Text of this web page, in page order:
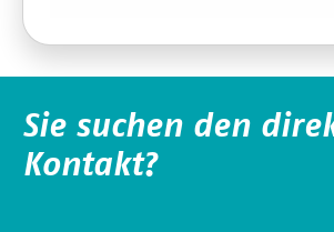
Sie suchen den
Kontakt?